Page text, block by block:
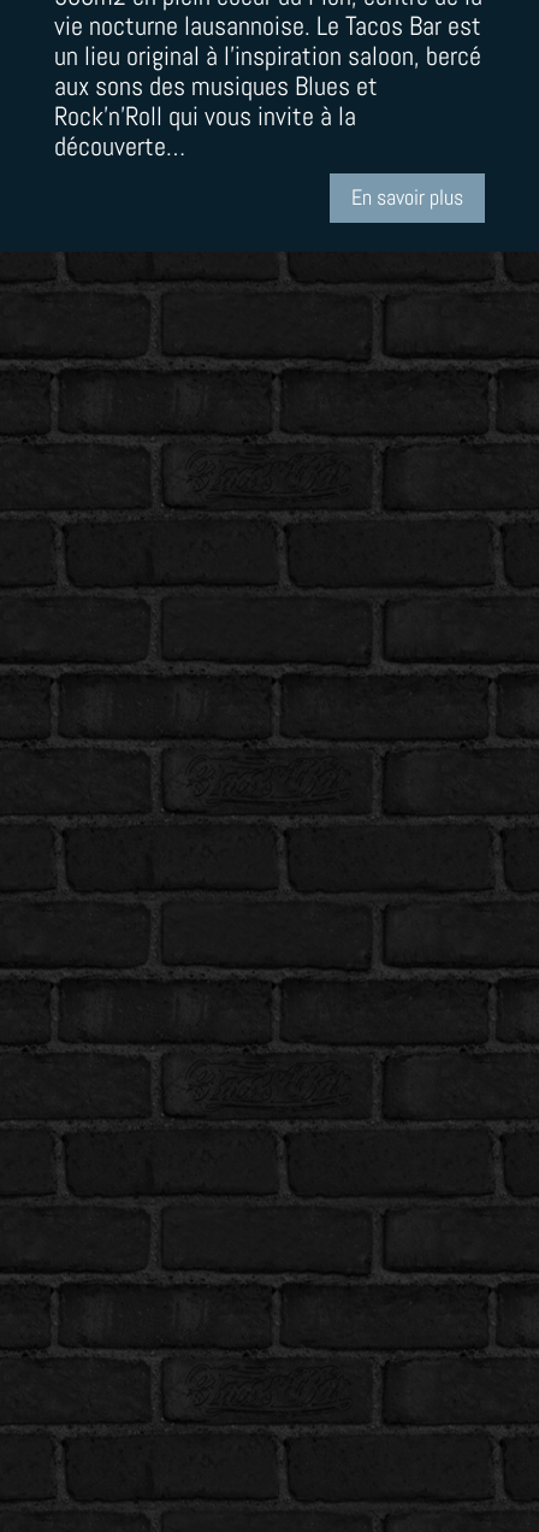
vie nocturne lausannoise. Le Tacos Bar est
un lieu original à l’inspiration saloon, bercé
aux sons des musiques Blues et
Rock’n’Roll qui vous invite à la
découverte…
En savoir plus